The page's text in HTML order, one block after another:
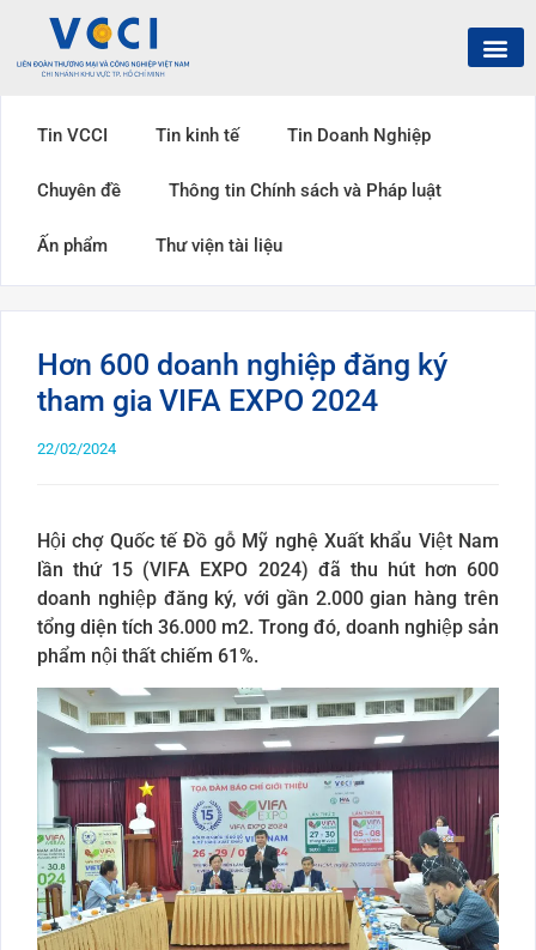
Tin VCCI Tin kinh tế Tin Doanh Nghiệp
Chuyên đề Thông tin Chính sách và Pháp luật
Ấn phẩm Thư viện tài liệu
Hơn 600 doanh nghiệp đăng ký
tham gia VIFA EXPO 2024
22/02/2024
Hội chợ Quốc tế Đồ gỗ Mỹ nghệ Xuất khẩu Việt Nam
lần thứ 15 (VIFA EXPO 2024) đã thu hút hơn 600
doanh nghiệp đăng ký, với gần 2.000 gian hàng trên
tổng diện tích 36.000 m2. Trong đó, doanh nghiệp sản
phẩm nội thất chiếm 61%.